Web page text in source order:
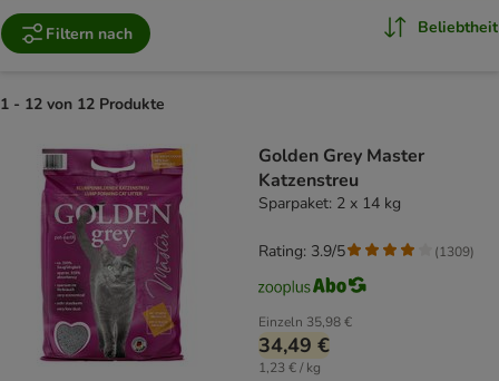
Filtern nach Beliebtheit
1 - 12 von 12 Produkte
Golden Grey Master
Katzenstreu
Sparpaket: 2 x 14 kg
Einzeln 35,98 €
34,49 €
1,23 € / kg
Rating: 3.9/5 (1309)